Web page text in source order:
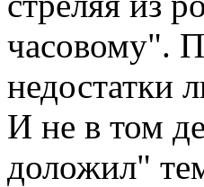
часовому".
недостатки
И не в том
доложил"